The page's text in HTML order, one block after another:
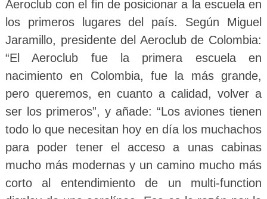
Aeroclub con el fin de posicionar a la escuela en
los primeros lugares del país. Según Miguel
Jaramillo, presidente del Aeroclub de Colombia:
“El Aeroclub fue la primera escuela en
nacimiento en Colombia, fue la más grande,
pero queremos, en cuanto a calidad, volver a
ser los primeros”, y añade: “Los aviones tienen
todo lo que necesitan hoy en día los muchachos
para poder tener el acceso a unas cabinas
mucho más modernas y un camino mucho más
corto al entendimiento de un multi-function